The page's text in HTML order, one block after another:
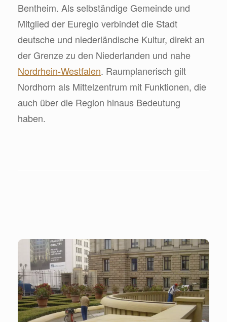
Bentheim. Als selbständige Gemeinde und
Mitglied der Euregio verbindet die Stadt
deutsche und niederländische Kultur, direkt an
der Grenze zu den Niederlanden und nahe
Nordrhein-Westfalen. Raumplanerisch gilt
Nordhorn als Mittelzentrum mit Funktionen, die
auch über die Region hinaus Bedeutung
haben.